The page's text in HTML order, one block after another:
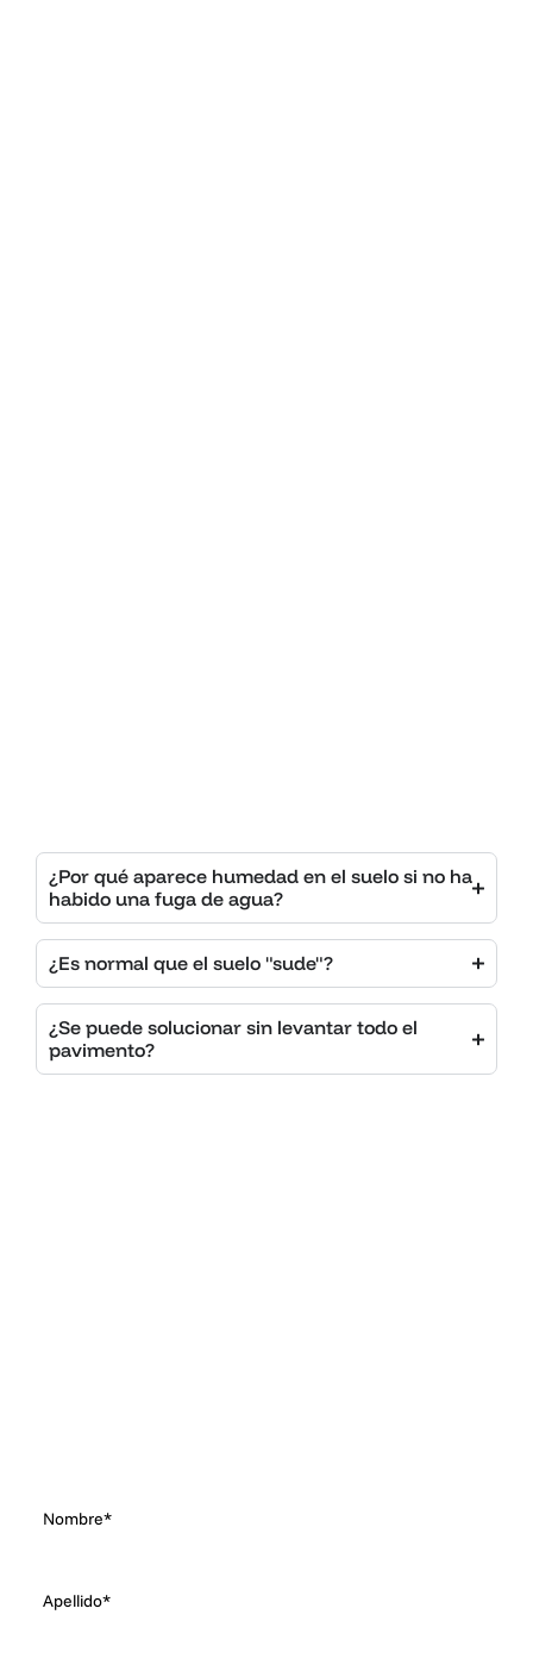
¿Por qué aparece humedad en el suelo si no ha
habido una fuga de agua?
¿Es normal que el suelo "sude"?
¿Se puede solucionar sin levantar todo el
pavimento?
Nombre*
Apellido*